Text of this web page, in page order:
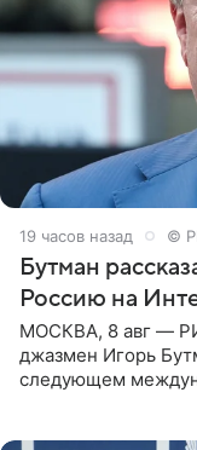
19 часов назад ©
Бутман
Россию на
МОСКВА, 8 авг —
джазмен Игорь
следующем